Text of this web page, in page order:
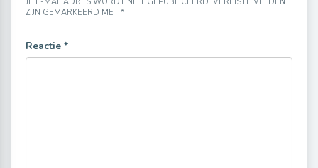
ZIJN GEMARKEERD MET *
Reactie *